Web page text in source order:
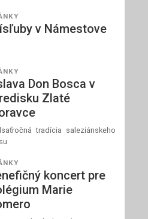
v Námestove
Don Bosca v
Zlaté
tradícia saleziánskeho
koncert pre
Marie